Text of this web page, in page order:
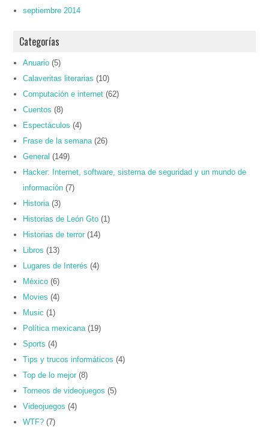
septiembre 2014
Categorías
Anuario (5)
Calaveritas literarias (10)
Computación e internet (62)
Cuentos (8)
Espectáculos (4)
Frase de la semana (26)
General (149)
Hacker: Internet, software, sistema de seguridad y un mundo de
información (7)
Historia (3)
Historias de León Gto (1)
Historias de terror (14)
Libros (13)
Lugares de Interés (4)
México (6)
Movies (4)
Music (1)
Política mexicana (19)
Sports (4)
Tips y trucos informáticos (4)
Top de lo mejor (8)
Torneos de videojuegos (5)
Videojuegos (4)
WTF? (7)